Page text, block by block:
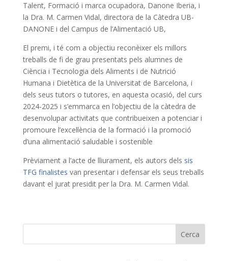
Talent, Formació i marca ocupadora, Danone Iberia, i
la Dra. M. Carmen Vidal, directora de la Càtedra UB-
DANONE i del Campus de l’Alimentació UB,
El premi, i té com a objectiu reconèixer els millors
treballs de fi de grau presentats pels alumnes de
Ciència i Tecnologia dels Aliments i de Nutrició
Humana i Dietètica de la Universitat de Barcelona, i
dels seus tutors o tutores, en aquesta ocasió, del curs
2024-2025 i s’emmarca en l’objectiu de la càtedra de
desenvolupar activitats que contribueixen a potenciar i
promoure l’excel·lència de la formació i la promoció
d’una alimentació saludable i sostenible
Prèviament a l’acte de lliurament, els autors dels sis
TFG finalistes van presentar i defensar els seus treballs
davant el jurat presidit per la Dra. M. Carmen Vidal.